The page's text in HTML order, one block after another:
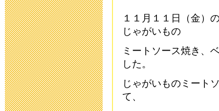
保健関係書類
2019年11月11日
本日（10/13
2019年10月13日
１１月１１日（金）
じゃがいもの
ミートソース焼き、
した。
じゃがいものミート
て、